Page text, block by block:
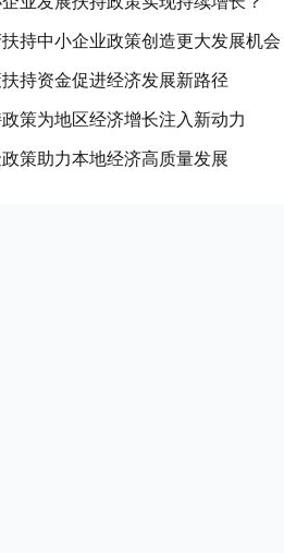
持中小企业政策创造更大发展机
持资金促进经济发展新路径
策为地区经济增长注入新动力
策助力本地经济高质量发展